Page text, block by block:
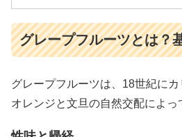
グレープフルーツとは？
グレープフルーツは、18世紀に
オレンジと文旦の自然交配によっ